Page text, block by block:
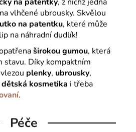
vlhčené ubrousky. Skvělou
na patentku, které může
na náhradní dudlík!
širokou gumou, která
stavu. Díky kompaktním
plenky, ubrousky,
dětská kosmetika i třeba
.
Péče